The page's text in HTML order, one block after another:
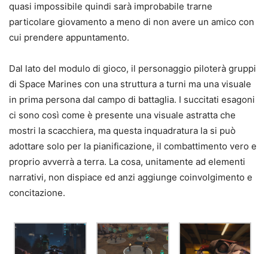
quasi impossibile quindi sarà improbabile trarne
particolare giovamento a meno di non avere un amico con
cui prendere appuntamento.
Dal lato del modulo di gioco, il personaggio piloterà gruppi
di Space Marines con una struttura a turni ma una visuale
in prima persona dal campo di battaglia. I succitati esagoni
ci sono così come è presente una visuale astratta che
mostri la scacchiera, ma questa inquadratura la si può
adottare solo per la pianificazione, il combattimento vero e
proprio avverrà a terra. La cosa, unitamente ad elementi
narrativi, non dispiace ed anzi aggiunge coinvolgimento e
concitazione.